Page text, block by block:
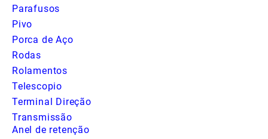
Parafusos
Pivo
Porca de Aço
Rodas
Rolamentos
Telescopio
Terminal Direção
Transmissão
Anel de retenção